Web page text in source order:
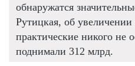
обнаружатся
Рутицкая, об
практические никого не
поднимали 312 млрд.